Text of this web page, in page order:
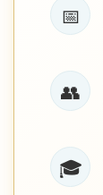
📅
👥
🎓